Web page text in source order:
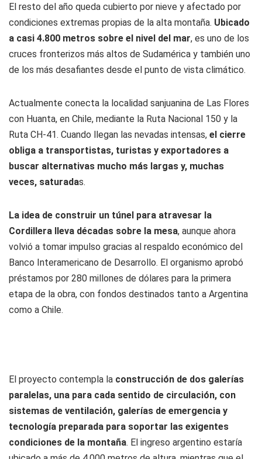
El resto del año queda cubierto por nieve y afectado por
condiciones extremas propias de la alta montaña. Ubicado
a casi 4.800 metros sobre el nivel del mar, es uno de los
cruces fronterizos más altos de Sudamérica y también uno
de los más desafiantes desde el punto de vista climático.
Actualmente conecta la localidad sanjuanina de Las Flores
con Huanta, en Chile, mediante la Ruta Nacional 150 y la
Ruta CH-41. Cuando llegan las nevadas intensas, el cierre
obliga a transportistas, turistas y exportadores a
buscar alternativas mucho más largas y, muchas
veces, saturadas.
La idea de construir un túnel para atravesar la
Cordillera lleva décadas sobre la mesa, aunque ahora
volvió a tomar impulso gracias al respaldo económico del
Banco Interamericano de Desarrollo. El organismo aprobó
préstamos por 280 millones de dólares para la primera
etapa de la obra, con fondos destinados tanto a Argentina
como a Chile.
El proyecto contempla la construcción de dos galerías
paralelas, una para cada sentido de circulación, con
sistemas de ventilación, galerías de emergencia y
tecnología preparada para soportar las exigentes
condiciones de la montaña. El ingreso argentino estaría